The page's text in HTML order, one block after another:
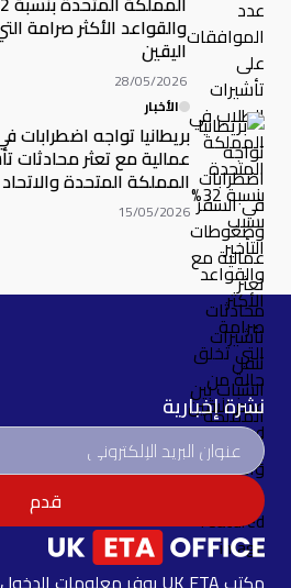
والقواعد الأكثر صرامة
اليقين
28/05/2026
الأخبار
بريطانيا تواجه
عمالية مع تعثر محادثات
المملكة المتحدة
15/05/2026
نشرة إخبارية
قدم